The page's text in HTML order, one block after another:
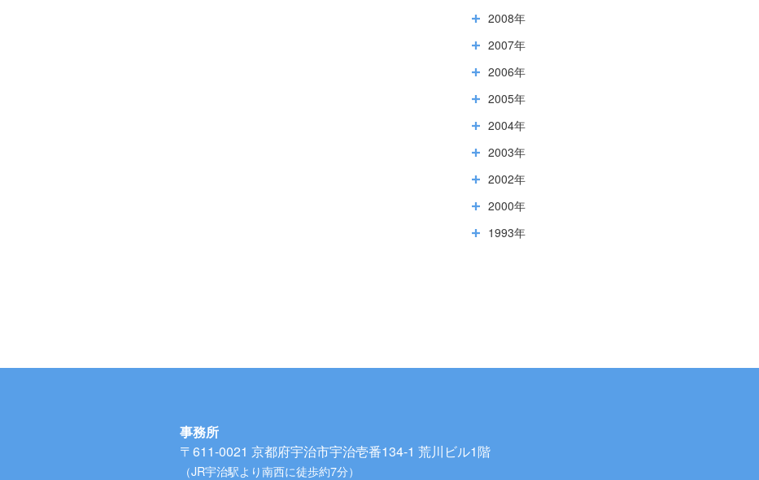
2008年
2007年
2006年
2005年
2004年
2003年
2002年
2000年
1993年
事務所
〒611-0021 京都府宇治市宇治壱番134-1 荒川ビル1階
（JR宇治駅より南西に徒歩約7分）